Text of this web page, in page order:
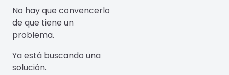
No hay que convencerlo
de que tiene un
problema.
Ya está buscando una
solución.